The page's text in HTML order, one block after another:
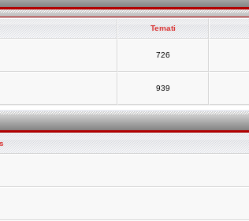
Temati
726
939